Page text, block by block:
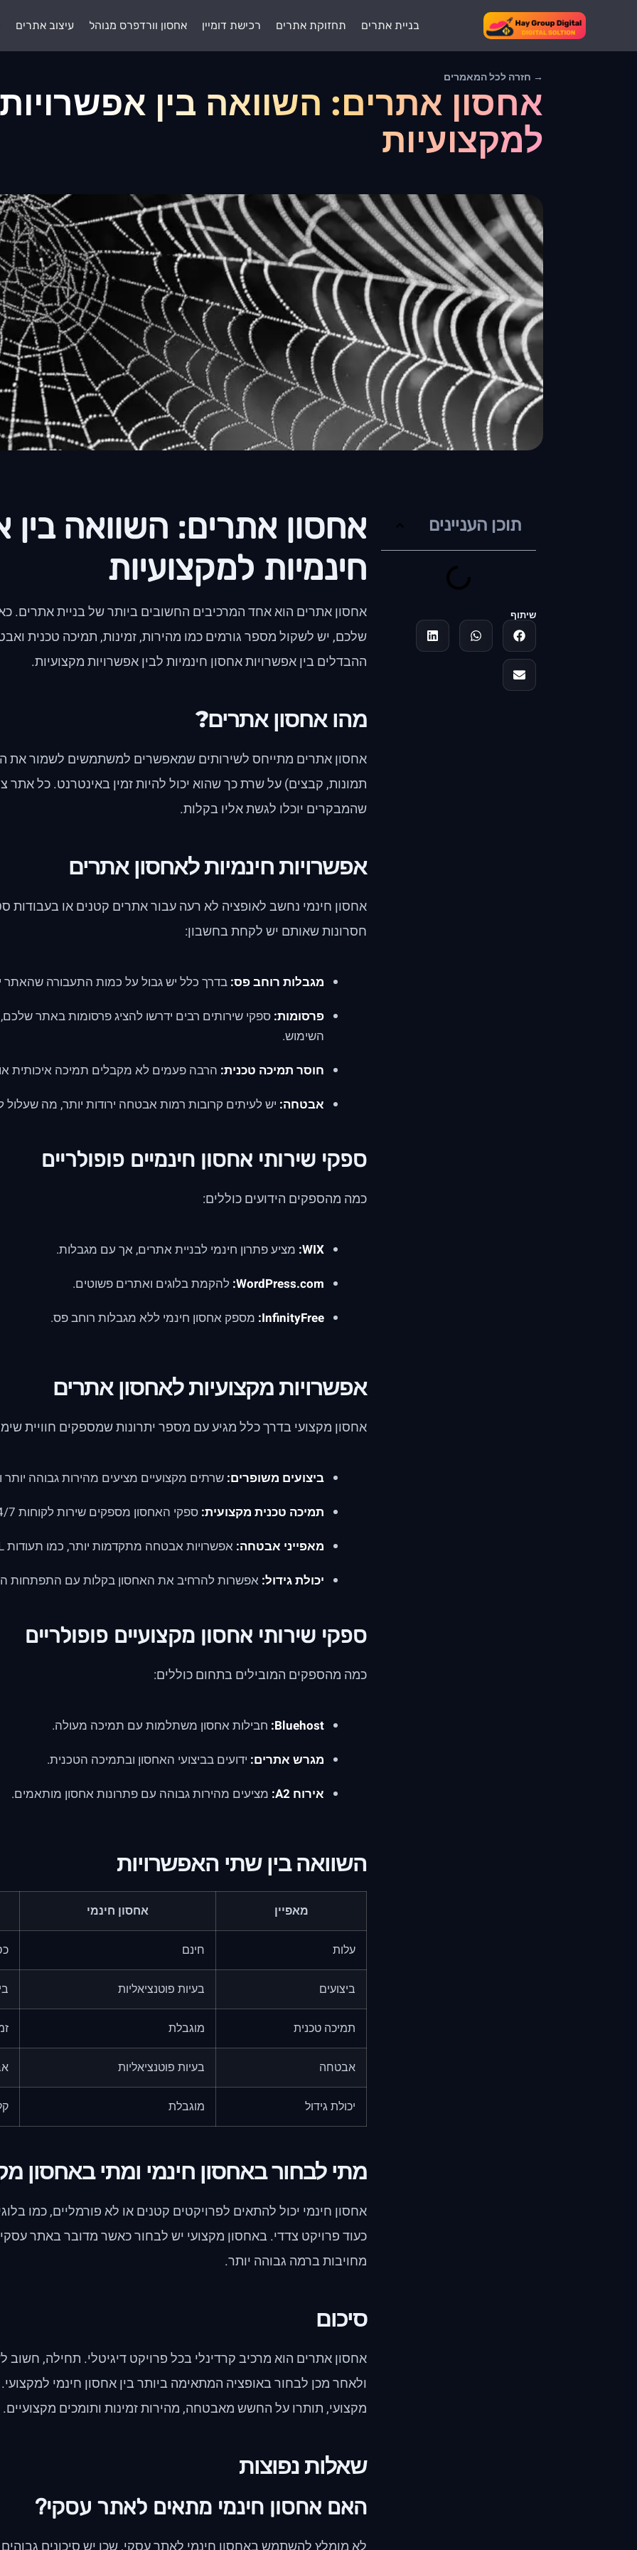
בניית אתרים תחזוקת אתרים רכישת דומיין אחסון וורדפרס מנוהל עיצוב אתרים
→ חזרה לכל המאמרים
אחסון אתרים: השוואה בין
למקצועיות
תוכן העניינים
שיתוף
אחסון אתרים: השוואה בין
חינמיות למקצועיות
אחסון אתרים הוא אחד המרכיבים החשובים ביותר של בניית אתרים.
שלכם, יש לשקול מספר גורמים כמו מהירות, זמינות, תמיכה טכנית
ההבדלים בין אפשרויות אחסון חינמיות לבין אפשרויות מקצועיות.
מהו אחסון אתרים?
אחסון אתרים מתייחס לשירותים שמאפשרים למשתמשים לשמור את
תמונות, קבצים) על שרת כך שהוא יכול להיות זמין באינטרנט. כל
שהמבקרים יוכלו לגשת אליו בקלות.
אפשרויות חינמיות לאחסון אתרים
אחסון חינמי נחשב לאופציה לא רעה עבור אתרים קטנים או בעבודות
חסרונות שאותם יש לקחת בחשבון:
מגבלות רוחב פס: בדרך כלל יש גבול על כמות התעבורה שהאתר
פרסומות: ספקי שירותים רבים ידרשו להציג פרסומות באתר
השימוש.
חוסר תמיכה טכנית: הרבה פעמים לא מקבלים תמיכה איכותית
אבטחה: יש לעיתים קרובות רמות אבטחה ירודות יותר, מה
ספקי שירותי אחסון חינמיים פופולריים
כמה מהספקים הידועים כוללים:
WIX: מציע פתרון חינמי לבניית אתרים, אך עם מגבלות.
WordPress.com: להקמת בלוגים ואתרים פשוטים.
InfinityFree: מספק אחסון חינמי ללא מגבלות רוחב פס.
אפשרויות מקצועיות לאחסון אתרים
אחסון מקצועי בדרך כלל מגיע עם מספר יתרונות שמספקים חוויית
ביצועים משופרים: שרתים מקצועיים מציעים מהירות גבוהה יותר
תמיכה טכנית מקצועית: ספקי האחסון מספקים שירות לקוחות 24/7.
מאפייני אבטחה: אפשרויות אבטחה מתקדמות יותר, כמו תעודות SSL.
יכולת גידול: אפשרות להרחיב את האחסון בקלות עם התפתחות
ספקי שירותי אחסון מקצועיים פופולריים
כמה מהספקים המובילים בתחום כוללים:
Bluehost: חבילות אחסון משתלמות עם תמיכה מעולה.
מגרש אתרים: ידועים בביצועי האחסון ובתמיכה הטכנית.
אירוח A2:
מציעים מהירות גבוהה עם פתרונות אחסון מותאמים.
השוואה בין שתי האפשרויות
מאפיין אחסון חינמי
עלות חינם
ביצועים בעיות פוטנציאליות
תמיכה טכנית מוגבלת
אבטחה בעיות פוטנציאליות
יכולת גידול מוגבלת
מתי לבחור באחסון חינמי ומתי באחסון
אחסון חינמי יכול להתאים לפרויקטים קטנים או לא פורמליים, כמו
כעוד פרויקט צדדי. באחסון מקצועי יש לבחור כאשר מדובר באתר
מחויבות ברמה גבוהה יותר.
סיכום
אחסון אתרים הוא מרכיב קרדינלי בכל פרויקט דיגיטלי. תחילה,
ולאחר מכן לבחור באופציה המתאימה ביותר בין אחסון חינמי
מקצועי, תותרו על החשש מאבטחה, מהירות זמינות ותומכים מקצועיים.
שאלות נפוצות
האם אחסון חינמי מתאים לאתר עסקי?